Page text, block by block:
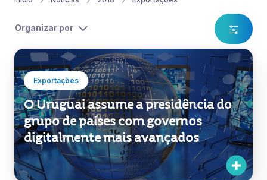
Início Notícias 2018 Exportações
Organizar por
Exportações
O Uruguai assume a presidência do